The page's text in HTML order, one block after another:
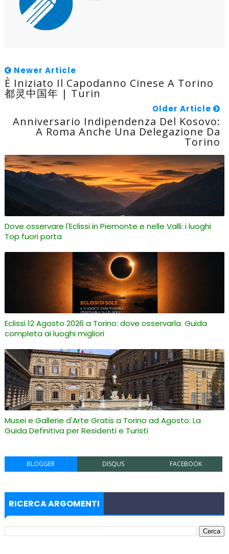
Newer Article
È Iniziato Il Capodanno Cinese A Torino
都灵中国年 | Turin
Older Article
Anniversario Indipendenza Del Kosovo:
A Roma Anche Una Delegazione Da
Torino
Dove osservare l'Eclissi in Piemonte e nelle Valli: i luoghi
Top fuori porta
Eclissi 12 Agosto 2026 a Torino: dove osservarla. Guida
completa ai luoghi migliori
Musei e Gallerie d'Arte Gratis a Torino ad Agosto: La
Guida Definitiva per Residenti e Turisti
BLOGGER DISQUS FACEBOOK
RICERCA ARGOMENTI